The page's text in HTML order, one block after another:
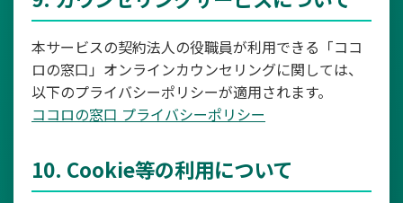
本サービスの契約法人の役職員が利用できる「ココ
ロの窓口」オンラインカウンセリングに関しては、
以下のプライバシーポリシーが適用されます。
ココロの窓口 プライバシーポリシー
10. Cookie等の利用について